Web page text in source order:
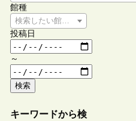
館種
検索したい館種を選択してください
投稿日
～
検索
キーワードから検